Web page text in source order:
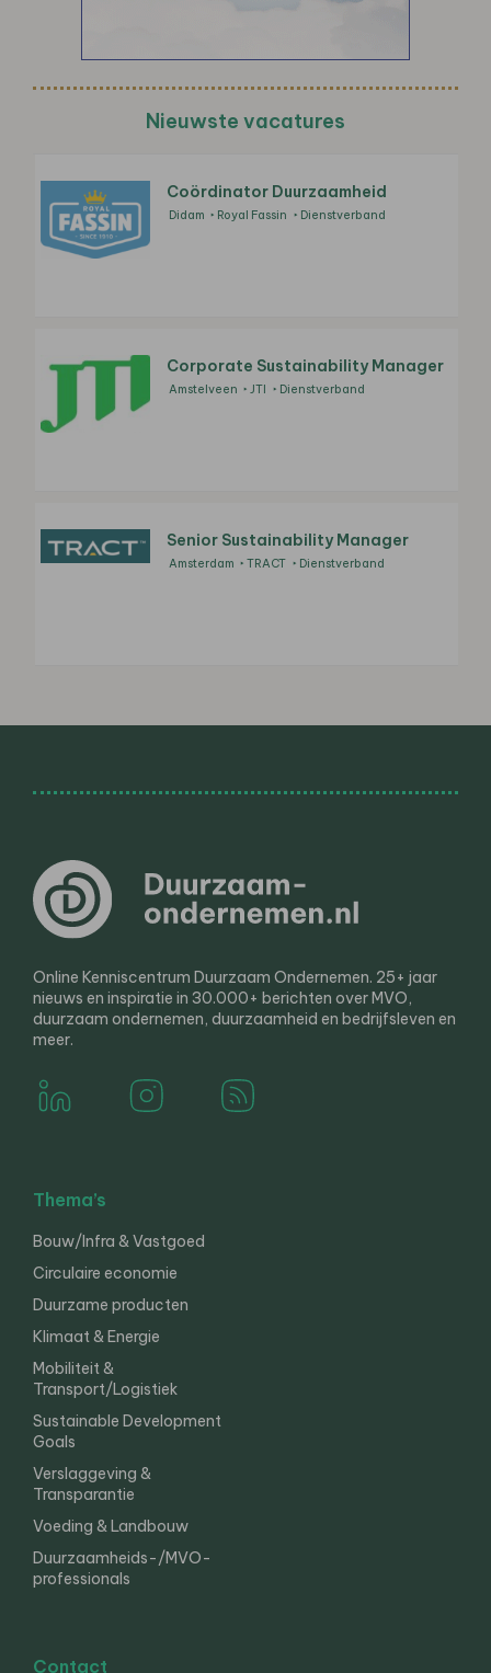
Nieuwste vacatures
Coördinator Duurzaamheid
Didam Royal Fassin Dienstverband
Corporate Sustainability Manager
Amstelveen JTI Dienstverband
Senior Sustainability Manager
Amsterdam TRACT Dienstverband
Online Kenniscentrum Duurzaam Ondernemen. 25+ jaar
nieuws en inspiratie in 30.000+ berichten over MVO,
duurzaam ondernemen, duurzaamheid en bedrijfsleven en
meer.
Thema’s
Bouw/Infra & Vastgoed
Circulaire economie
Duurzame producten
Klimaat & Energie
Mobiliteit &
Transport/Logistiek
Sustainable Development
Goals
Verslaggeving &
Transparantie
Voeding & Landbouw
Duurzaamheids-/MVO-
professionals
Contact